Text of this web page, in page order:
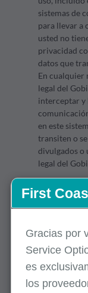
First
Gracias por
Service
es
los